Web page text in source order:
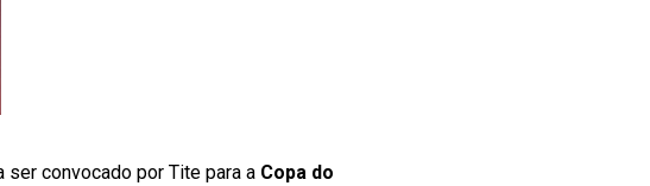
ser convocado por Tite para a Copa do